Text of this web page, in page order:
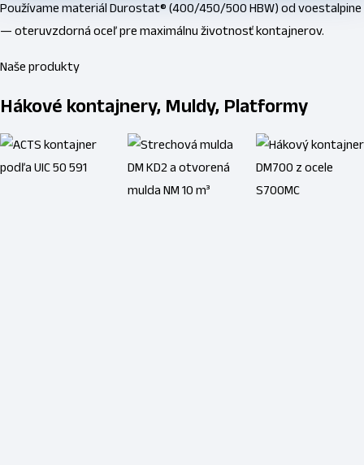
Používame materiál Durostat® (400/450/500 HBW) od voestalpine
— oteruvzdorná oceľ pre maximálnu životnosť kontajnerov.
Naše produkty
Hákové kontajnery, Muldy, Platformy